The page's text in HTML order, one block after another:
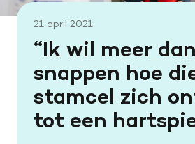
Onze missie
Contact
21 april 2021
“Ik wil meer
snappen hoe
stamcel zich
tot een